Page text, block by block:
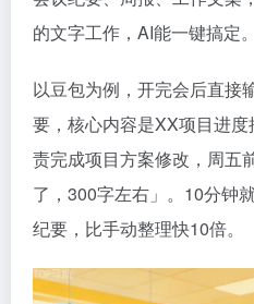
的文字工作，AI能一键搞定。
以豆包为例，开完会后直接
要，核心内容是XX项目进
责完成项目方案修改，周五
了，300字左右」。10分钟
纪要，比手动整理快10倍。